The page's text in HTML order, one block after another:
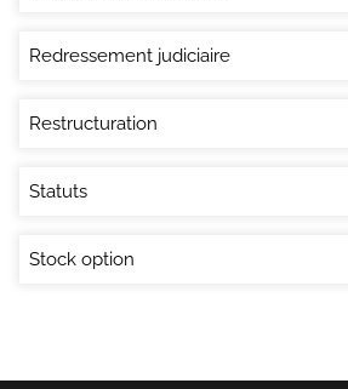
Redressement judiciaire
Restructuration
Statuts
Stock option